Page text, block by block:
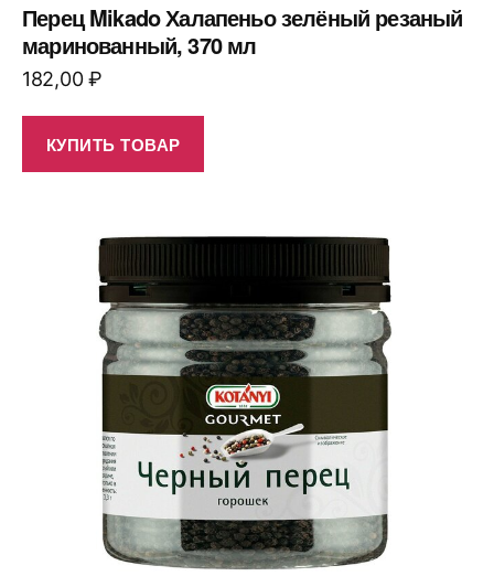
Перец Mikado Халапеньо зелёный резаный
маринованный, 370 мл
182,00₽
КУПИТЬ ТОВАР